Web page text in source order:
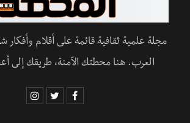
مجلة علمية ثقافية قائمة على أقلام
العرب. هنا محطتك الآمنة، طريقك إلى